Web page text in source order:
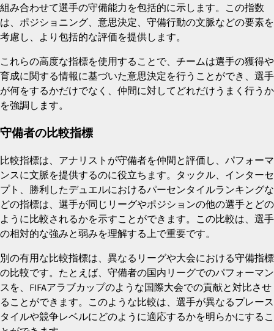
組み合わせて選手の守備能力を包括的に示します。この指数
は、ポジショニング、意思決定、守備行動の文脈などの要素を
考慮し、より包括的な評価を提供します。
これらの高度な指標を使用することで、チームは選手の獲得や
育成に関する情報に基づいた意思決定を行うことができ、選手
が何をするかだけでなく、仲間に対してどれだけうまく行うか
を強調します。
守備者の比較指標
比較指標は、アナリストが守備者を仲間と評価し、パフォーマ
ンスに文脈を提供するのに役立ちます。タックル、インターセ
プト、勝利したデュエルにおけるパーセンタイルランキングな
どの指標は、選手が同じリーグやポジションの他の選手とどの
ように比較されるかを示すことができます。この比較は、選手
の相対的な強みと弱みを理解する上で重要です。
別の有用な比較指標は、異なるリーグや大会における守備指標
の比較です。たとえば、守備者の国内リーグでのパフォーマン
スを、FIFAアラブカップのような国際大会での貢献と対比させ
ることができます。このような比較は、選手が異なるプレース
タイルや競争レベルにどのように適応するかを明らかにするこ